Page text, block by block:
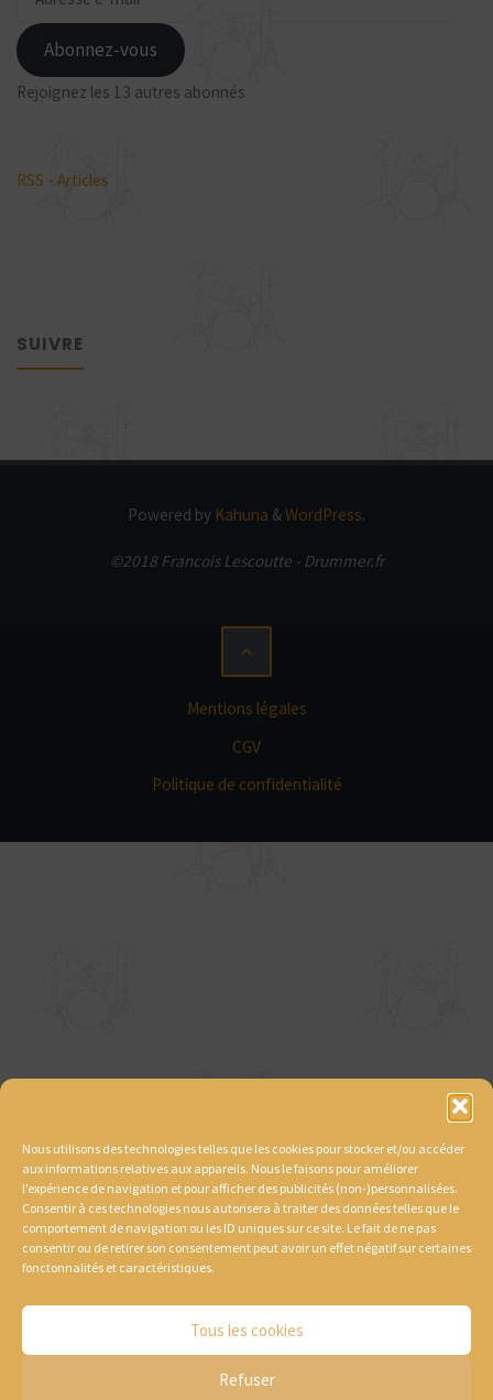
Nous utilisons des technologies telles que les cookies pour stocker et/ou accéder
aux informations relatives aux appareils. Nous le faisons pour améliorer
l’expérience de navigation et pour afficher des publicités (non-)personnalisées.
Consentir à ces technologies nous autorisera à traiter des données telles que le
comportement de navigation ou les ID uniques sur ce site. Le fait de ne pas
consentir ou de retirer son consentement peut avoir un effet négatif sur certaines
fonctonnalités et caractéristiques.
Tous les cookies
Refuser
mailAbonnez-vous
Rejoignez les 13 autres abonnés
RSS - Articles
SUIVRE
Powered by Kahuna &WordPress.
©2018 Francois Lescoutte - Drummer.fr
Mentions légales
CGV
Politique de confidentialité